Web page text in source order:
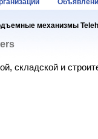
механизмы
складской и